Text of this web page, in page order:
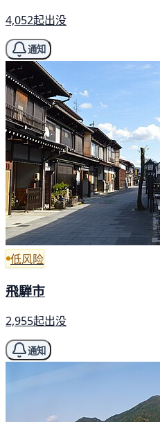
4,052起出没
通知
低风险
飛騨市
2,955起出没
通知